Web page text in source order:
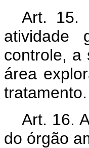
Art. 15.
atividade
controle, a
área
tratamento.
Art. 16.
do órgão